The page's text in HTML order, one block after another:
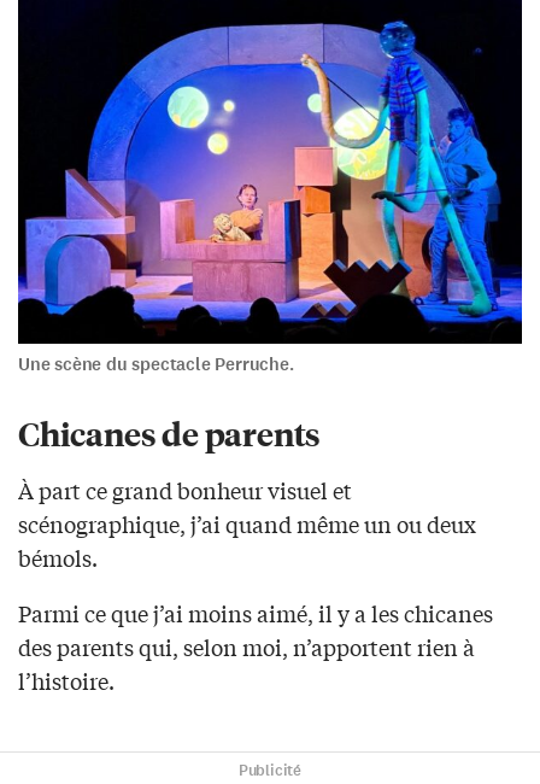
Une scène du spectacle Perruche.
Chicanes de parents
À part ce grand bonheur visuel et
scénographique, j’ai quand même un ou deux
bémols.
Parmi ce que j’ai moins aimé, il y a les chicanes
des parents qui, selon moi, n’apportent rien à
l’histoire.
Publicité